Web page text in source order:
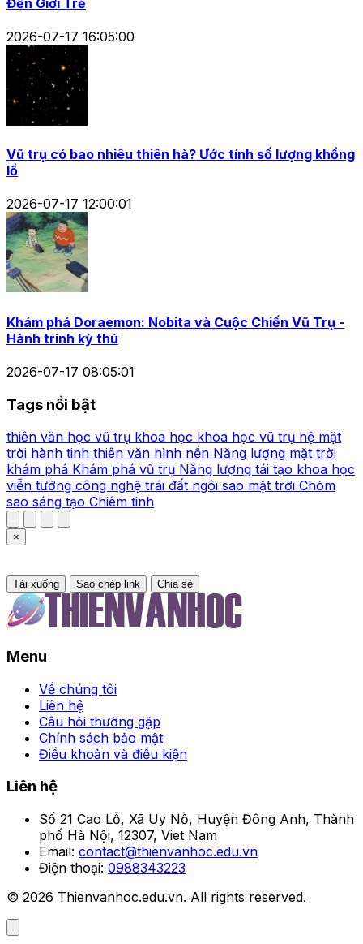
2026-07-17 16:05:00
Vũ trụ có bao nhiêu thiên hà? Ước tính số lượng khổng
lồ
2026-07-17 12:00:01
Khám phá Doraemon: Nobita và Cuộc Chiến Vũ Trụ -
Hành trình kỳ thú
2026-07-17 08:05:01
Tags nổi bật
thiên văn học vũ trụ khoa học khoa học vũ trụ hệ mặt
trời hành tinh thiên văn hình nền Năng lượng mặt trời
khám phá Khám phá vũ trụ Năng lượng tái tạo khoa học
viễn tưởng công nghệ trái đất ngôi sao mặt trời Chòm
sao sáng tạo Chiêm tinh
×
Tải xuống Sao chép link Chia sẻ
Menu
Về chúng tôi
Liên hệ
Câu hỏi thường gặp
Chính sách bảo mật
Điều khoản và điều kiện
Liên hệ
Số 21 Cao Lỗ, Xã Uy Nỗ, Huyện Đông Anh, Thành
phố Hà Nội, 12307, Viet Nam
Email: contact@thienvanhoc.edu.vn
Điện thoại: 0988343223
© 2026 Thienvanhoc.edu.vn. All rights reserved.